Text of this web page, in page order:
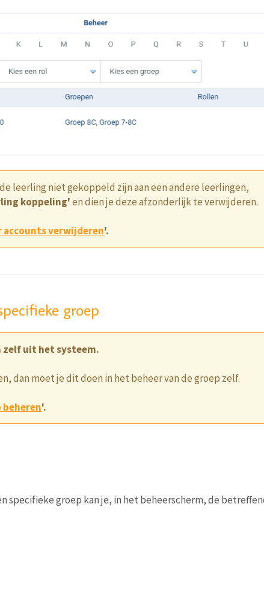
leerling niet gekoppeld zijn aan een andere leerlingen,
koppeling'en dien je deze afzonderlijk te verwijderen.
accounts verwijderen'.
groep
zelf uit het systeem.
dan moet je dit doen in het beheer van de groep zelf.
beheren'.
specifieke groep kan je, in het beheerscherm, de